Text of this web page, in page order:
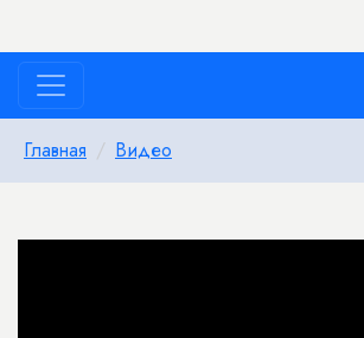
Главная Видео